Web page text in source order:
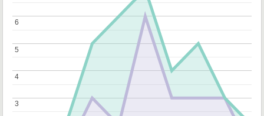
3
3
4
4
5
5
6
6